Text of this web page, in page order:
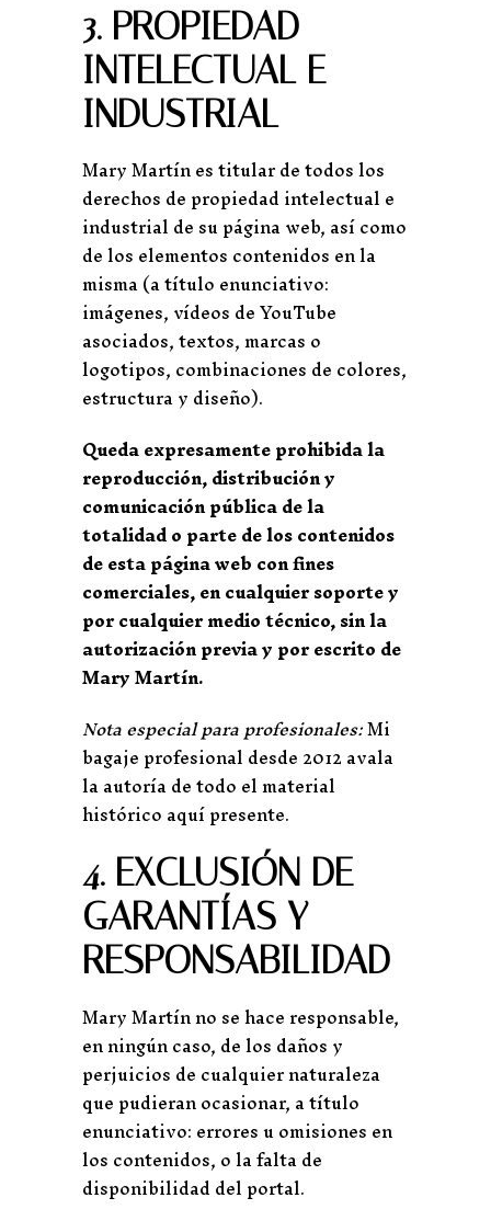
3. PROPIEDAD
INTELECTUAL E
INDUSTRIAL
Mary Martín es titular de todos los
derechos de propiedad intelectual e
industrial de su página web, así como
de los elementos contenidos en la
misma (a título enunciativo:
imágenes, vídeos de YouTube
asociados, textos, marcas o
logotipos, combinaciones de colores,
estructura y diseño).
Queda expresamente prohibida la
reproducción, distribución y
comunicación pública de la
totalidad o parte de los contenidos
de esta página web con fines
comerciales, en cualquier soporte y
por cualquier medio técnico, sin la
autorización previa y por escrito de
Mary Martín.
Nota especial para profesionales:Mi
bagaje profesional desde 2012 avala
la autoría de todo el material
histórico aquí presente.
4. EXCLUSIÓN DE
GARANTÍAS Y
RESPONSABILIDAD
Mary Martín no se hace responsable,
en ningún caso, de los daños y
perjuicios de cualquier naturaleza
que pudieran ocasionar, a título
enunciativo: errores u omisiones en
los contenidos, o la falta de
disponibilidad del portal.